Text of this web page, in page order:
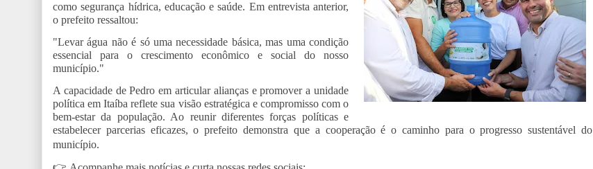
como segurança hídrica, educação e saúde. Em entrevista anterior,
o prefeito ressaltou:
"Levar água não é só uma necessidade básica, mas uma condição
essencial para o crescimento econômico e social do nosso
município."
A capacidade de Pedro em articular alianças e promover a unidade
política em Itaíba reflete sua visão estratégica e compromisso com o
bem-estar da população. Ao reunir diferentes forças políticas e
estabelecer parcerias eficazes, o prefeito demonstra que a cooperação é o caminho para o progresso sustentável do
município.